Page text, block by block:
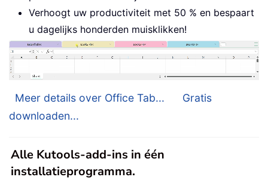
Verhoogt uw productiviteit met 50 % en bespaart
u dagelijks honderden muisklikken!
Meer details over Office Tab...
Gratis
downloaden...
Alle Kutools-add-ins in één
installatieprogramma.